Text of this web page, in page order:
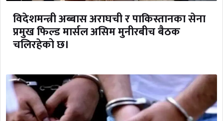
विदेशमन्त्री अब्बास अराघची र पाकिस्तानका सेना
प्रमुख फिल्ड मार्सल असिम मुनीरबीच बैठक
चलिरहेको छ।